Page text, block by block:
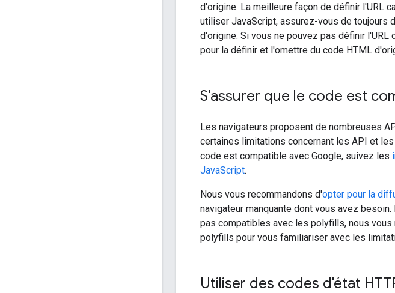
d'origine. La meilleure façon de définir l'URL
utiliser JavaScript, assurez-vous de toujours
d'origine. Si vous ne pouvez pas définir
pour la définir et l'omettre du code HTML
S'assurer que le code est
Les navigateurs proposent de nombreuses
certaines limitations concernant les API et
code est compatible avec Google, suivez les
JavaScript.
Nous vous recommandons d'opter pour la
navigateur manquante dont vous avez
pas compatibles avec les polyfills, nous
polyfills pour vous familiariser avec les
Utiliser des codes d'état